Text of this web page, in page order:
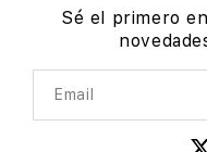
Sé el primero
Email